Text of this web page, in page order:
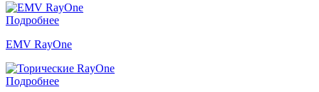
Подробнее
EMV RayOne
Подробнее